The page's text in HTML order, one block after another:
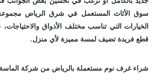
سوق الأثاث المستعمل في شرق الرياض
الخيارات التي تناسب مختلف الأذواق
قطع فريدة تضيف لمسة مميزة لأي منزل.
شراء غرف نوم مستعملة بالرياض من شركة الماسة